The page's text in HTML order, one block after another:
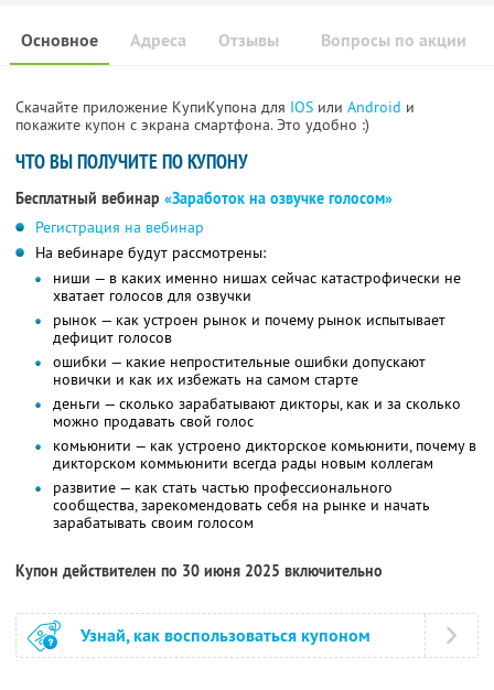
Основное Отзывы Вопросы по акции
Адреса
Скачайте приложение КупиКупона для IOS или Android и
покажите купон с экрана смартфона. Это удобно :)
ЧТО ВЫ ПОЛУЧИТЕ ПО КУПОНУ
Бесплатный вебинар «Заработок на озвучке голосом»
Регистрация на вебинар
На вебинаре будут рассмотрены:
ниши — в каких именно нишах сейчас катастрофически не
хватает голосов для озвучки
рынок — как устроен рынок и почему рынок испытывает
дефицит голосов
ошибки — какие непростительные ошибки допускают
новички и как их избежать на самом старте
деньги — сколько зарабатывают дикторы, как и за сколько
можно продавать свой голос
комьюнити — как устроено дикторское комьюнити, почему в
дикторском коммьюнити всегда рады новым коллегам
развитие — как стать частью профессионального
сообщества, зарекомендовать себя на рынке и начать
зарабатывать своим голосом
Купон действителен по 30 июня 2025 включительно
Узнай, как воспользоваться купоном